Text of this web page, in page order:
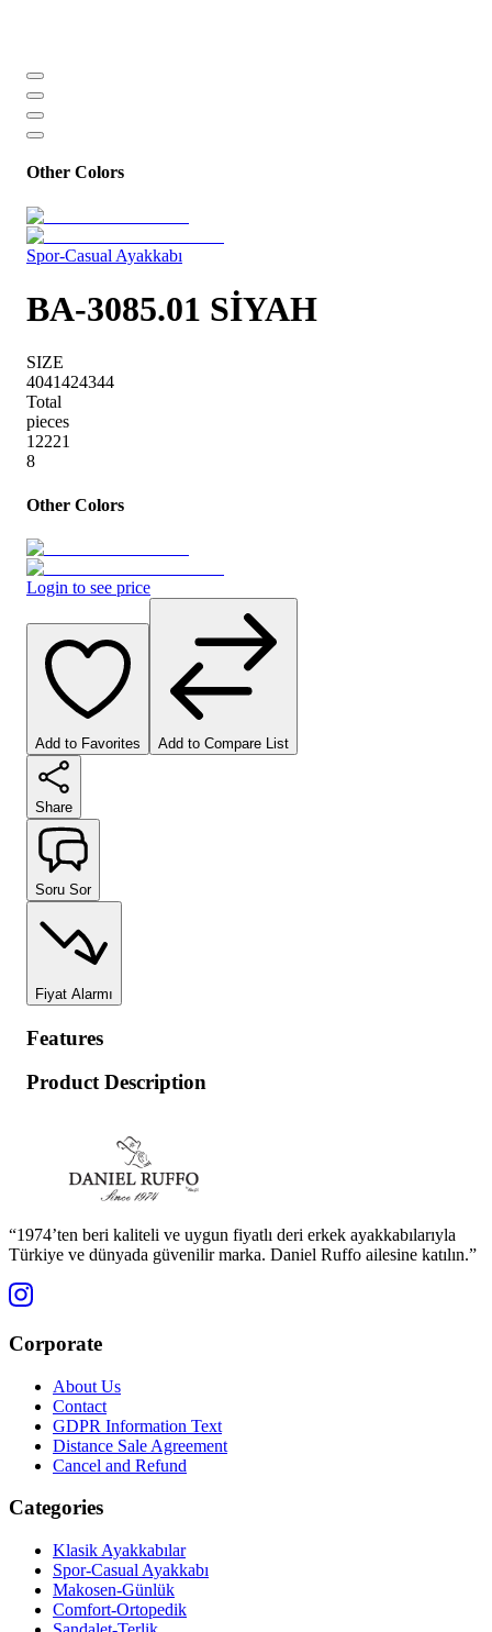
Other Colors
Spor-Casual Ayakkabı
BA-3085.01 SİYAH
SIZE
4041424344
Total
pieces
12221
8
Other Colors
Login to see price
Add to Favorites Add to Compare List
Share
Soru Sor
Fiyat Alarmı
Features
Product Description
“1974’ten beri kaliteli ve uygun fiyatlı deri erkek ayakkabılarıyla
Türkiye ve dünyada güvenilir marka. Daniel Ruffo ailesine katılın.”
Corporate
About Us
Contact
GDPR Information Text
Distance Sale Agreement
Cancel and Refund
Categories
Klasik Ayakkabılar
Spor-Casual Ayakkabı
Makosen-Günlük
Comfort-Ortopedik